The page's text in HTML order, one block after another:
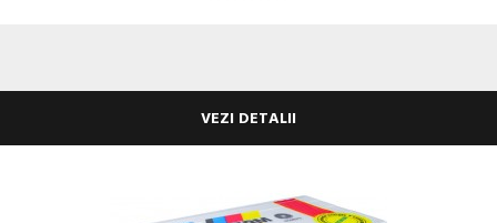
VEZI DETALII